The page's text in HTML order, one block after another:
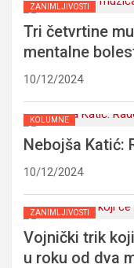
ZANIMLJIVOSTI
Tri četvrtine
mentalne
10/12/2024
KOLUMNE
Nebojša Katić:
10/12/2024
ZANIMLJIVOSTI
Vojnički trik
u roku od dva